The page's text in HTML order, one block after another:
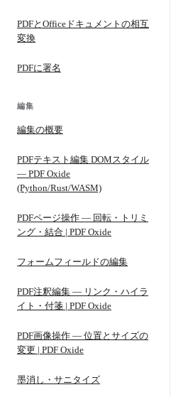
PDFとOfficeドキュメントの相互
変換
PDFに署名
編集
編集の概要
PDFテキスト編集 DOMスタイル
— PDF Oxide
(Python/Rust/WASM)
PDFページ操作 — 回転・トリミ
ング・結合 | PDF Oxide
フォームフィールドの編集
PDF注釈編集 — リンク・ハイラ
イト・付箋 | PDF Oxide
PDF画像操作 — 位置とサイズの
変更 | PDF Oxide
墨消し・サニタイズ